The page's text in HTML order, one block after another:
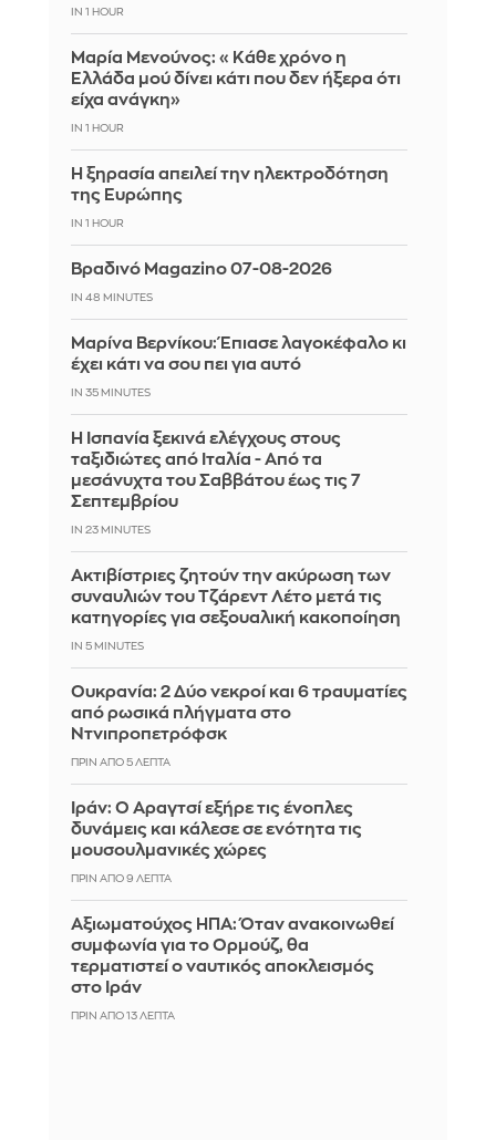
IN 1 HOUR
Μαρία Μενούνος: «Κάθε χρόνο η
Ελλάδα μού δίνει κάτι που δεν ήξερα ότι
είχα ανάγκη»
IN 1 HOUR
Η ξηρασία απειλεί την ηλεκτροδότηση
της Ευρώπης
IN 1 HOUR
Βραδινό Magazino 07-08-2026
IN 48 MINUTES
Μαρίνα Βερνίκου: Έπιασε λαγοκέφαλο κι
έχει κάτι να σου πει για αυτό
IN 35 MINUTES
Η Ισπανία ξεκινά ελέγχους στους
ταξιδιώτες από Ιταλία - Από τα
μεσάνυχτα του Σαββάτου έως τις 7
Σεπτεμβρίου
IN 23 MINUTES
Ακτιβίστριες ζητούν την ακύρωση των
συναυλιών του Τζάρεντ Λέτο μετά τις
κατηγορίες για σεξουαλική κακοποίηση
IN 5 MINUTES
Ουκρανία: 2 Δύο νεκροί και 6 τραυματίες
από ρωσικά πλήγματα στο
Ντνιπροπετρόφσκ
ΠΡΙΝ ΑΠΌ 5 ΛΕΠΤΆ
Ιράν: Ο Αραγτσί εξήρε τις ένοπλες
δυνάμεις και κάλεσε σε ενότητα τις
μουσουλμανικές χώρες
ΠΡΙΝ ΑΠΌ 9 ΛΕΠΤΆ
Αξιωματούχος ΗΠΑ: Όταν ανακοινωθεί
συμφωνία για το Ορμούζ, θα
τερματιστεί ο ναυτικός αποκλεισμός
στο Ιράν
ΠΡΙΝ ΑΠΌ 13 ΛΕΠΤΆ